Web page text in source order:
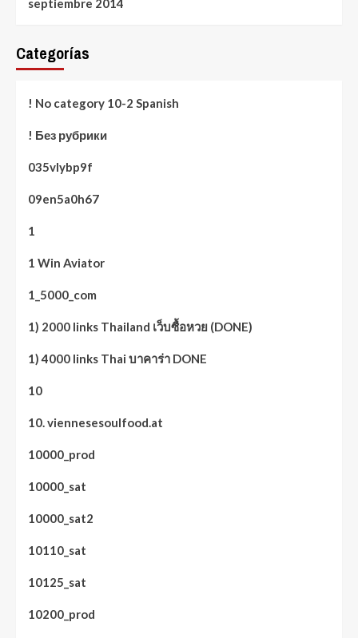
septiembre 2014
Categorías
! No category 10-2 Spanish
! Без рубрики
035vlybp9f
09en5a0h67
1
1 Win Aviator
1_5000_com
1) 2000 links Thailand เว็บซื้อหวย (DONE)
1) 4000 links Thai บาคาร่า DONE
10
10. viennesesoulfood.at
10000_prod
10000_sat
10000_sat2
10110_sat
10125_sat
10200_prod